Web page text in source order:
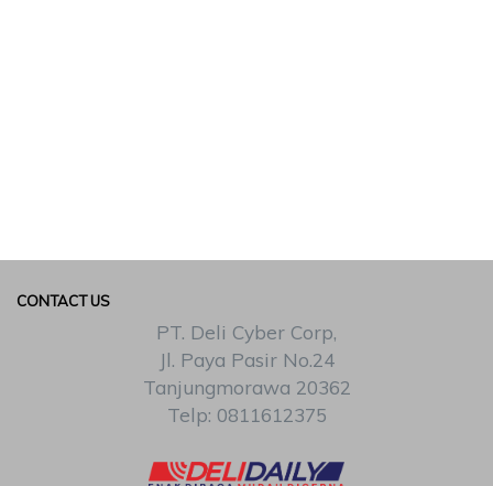
CONTACT US
PT. Deli Cyber Corp,
Jl. Paya Pasir No.24
Tanjungmorawa 20362
Telp: 0811612375